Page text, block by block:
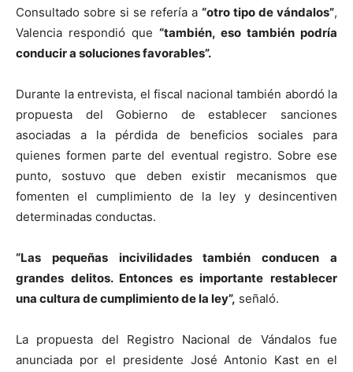
Consultado sobre si se refería a “otro tipo de vándalos”,
Valencia respondió que “también, eso también podría
conducir a soluciones favorables”.
Durante la entrevista, el fiscal nacional también abordó la
propuesta del Gobierno de establecer sanciones
asociadas a la pérdida de beneficios sociales para
quienes formen parte del eventual registro. Sobre ese
punto, sostuvo que deben existir mecanismos que
fomenten el cumplimiento de la ley y desincentiven
determinadas conductas.
“Las pequeñas incivilidades también conducen a
grandes delitos. Entonces es importante restablecer
una cultura de cumplimiento de la ley”, señaló.
La propuesta del Registro Nacional de Vándalos fue
anunciada por el presidente José Antonio Kast en el